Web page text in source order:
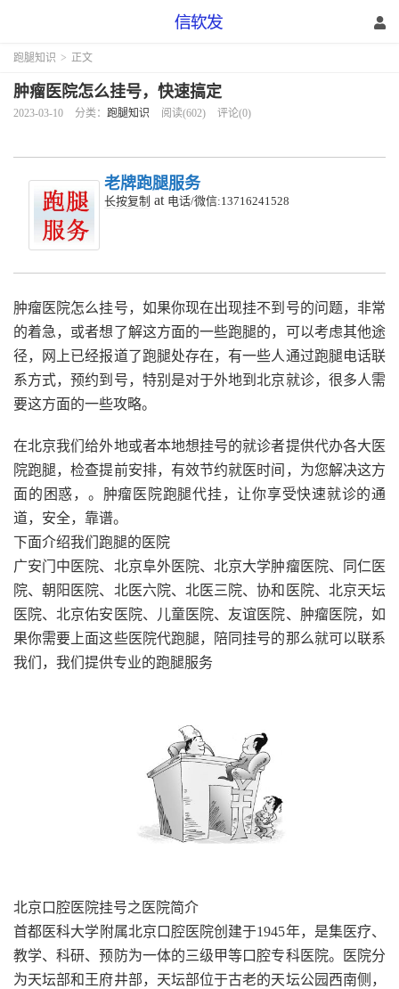
跑腿知识 > 正文
肿瘤医院怎么挂号，快速搞定
2023-03-10 分类： 跑腿知识 阅读(602) 评论(0)
老牌跑腿服务
长按复制 at 电话/微信:13716241528
肿瘤医院怎么挂号，如果你现在出现挂不到号的问题，非常
的着急，或者想了解这方面的一些跑腿的，可以考虑其他途
径，网上已经报道了跑腿处存在，有一些人通过跑腿电话联
系方式，预约到号，特别是对于外地到北京就诊，很多人需
要这方面的一些攻略。
在北京我们给外地或者本地想挂号的就诊者提供代办各大医
院跑腿，检查提前安排，有效节约就医时间，为您解决这方
面的困惑，。肿瘤医院跑腿代挂，让你享受快速就诊的通
道，安全，靠谱。
下面介绍我们跑腿的医院
广安门中医院、北京阜外医院、北京大学肿瘤医院、同仁医
院、朝阳医院、北医六院、北医三院、协和医院、北京天坛
医院、北京佑安医院、儿童医院、友谊医院、肿瘤医院，如
果你需要上面这些医院代跑腿，陪同挂号的那么就可以联系
我们，我们提供专业的跑腿服务
北京口腔医院挂号之医院简介
首都医科大学附属北京口腔医院创建于1945年，是集医疗、
教学、科研、预防为一体的三级甲等口腔专科医院。医院分
为天坛部和王府井部，天坛部位于古老的天坛公园西南侧，